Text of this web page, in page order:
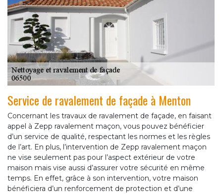
Service de ravalement de façade à Menton
Concernant les travaux de ravalement de façade, en faisant
appel à Zepp ravalement maçon, vous pouvez bénéficier
d’un service de qualité, respectant les normes et les règles
de l’art. En plus, l’intervention de Zepp ravalement maçon
ne vise seulement pas pour l’aspect extérieur de votre
maison mais vise aussi d’assurer votre sécurité en même
temps. En effet, grâce à son intervention, votre maison
bénéficiera d’un renforcement de protection et d’une